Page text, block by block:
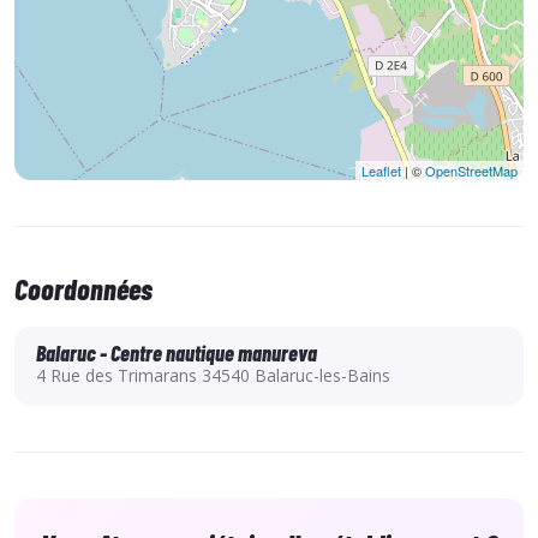
Entre jeu, découverte et nature, petits et grands
partageront un moment unique…
Leaflet| ©OpenStreetMap
Coordonnées
Balaruc - Centre nautique manureva
4 Rue des Trimarans 34540 Balaruc-les-Bains